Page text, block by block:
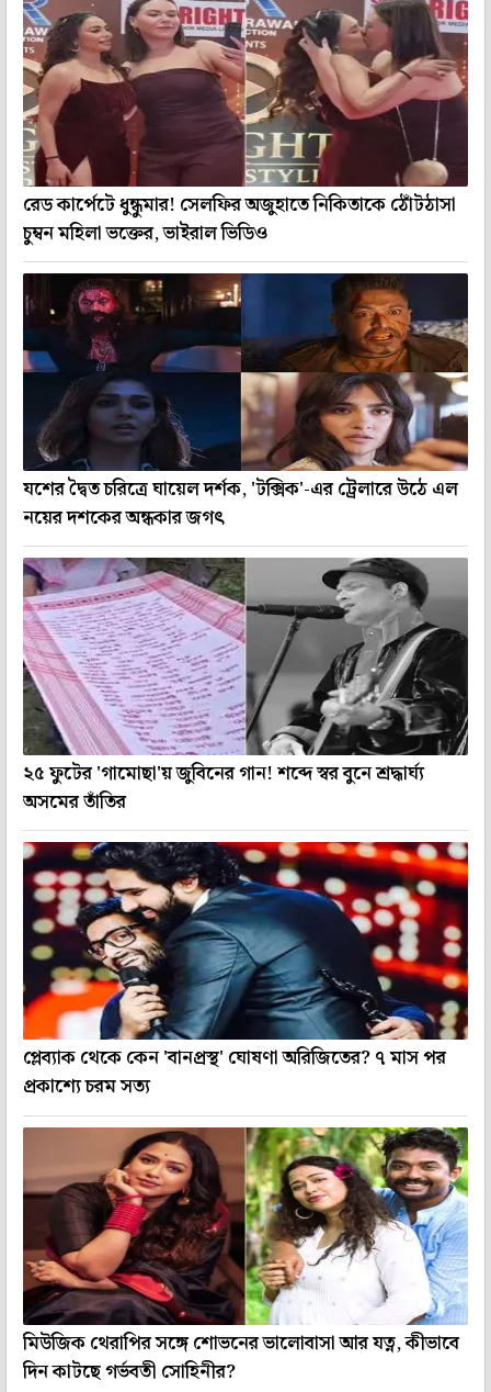
রেড কার্পেটে ধুন্ধুমার! সেলফির অজুহাতে নিকিতাকে ঠোঁটঠাসা
চুম্বন মহিলা ভক্তের, ভাইরাল ভিডিও
যশের দ্বৈত চরিত্রে ঘায়েল দর্শক, 'টক্সিক'-এর ট্রেলারে উঠে এল
নয়ের দশকের অন্ধকার জগৎ
২৫ ফুটের 'গামোছা'য় জুবিনের গান! শব্দে স্বর বুনে শ্রদ্ধার্ঘ্য
অসমের তাঁতির
প্লেব্যাক থেকে কেন 'বানপ্রস্থ' ঘোষণা অরিজিতের? ৭ মাস পর
প্রকাশ্যে চরম সত্য
মিউজিক থেরাপির সঙ্গে শোভনের ভালোবাসা আর যত্ন, কীভাবে
দিন কাটছে গর্ভবতী সোহিনীর?